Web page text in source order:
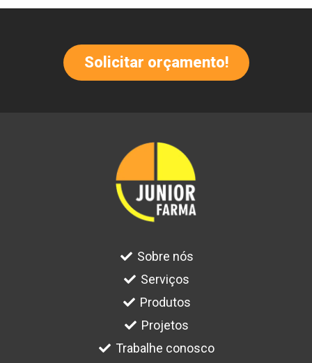
Solicitar orçamento!
Sobre nós
Serviços
Produtos
Projetos
Trabalhe conosco